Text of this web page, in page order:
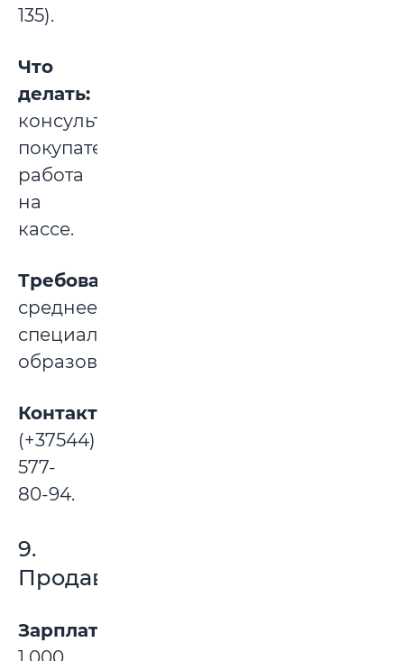
135).
Что
делать:
консультирование
покупателей,
работа
на
кассе.
Требования:
среднее
специальное
образование.
Контакты:
(+37544)
577-
80-94.
9.
Продавец
Зарплата: